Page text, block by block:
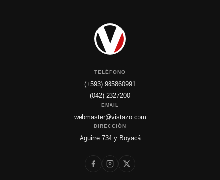
TELÉFONO
(+593) 985860991
(042) 2327200
EMAIL
webmaster@vistazo.com
DIRECCIÓN
Aguirre 734 y Boyacá